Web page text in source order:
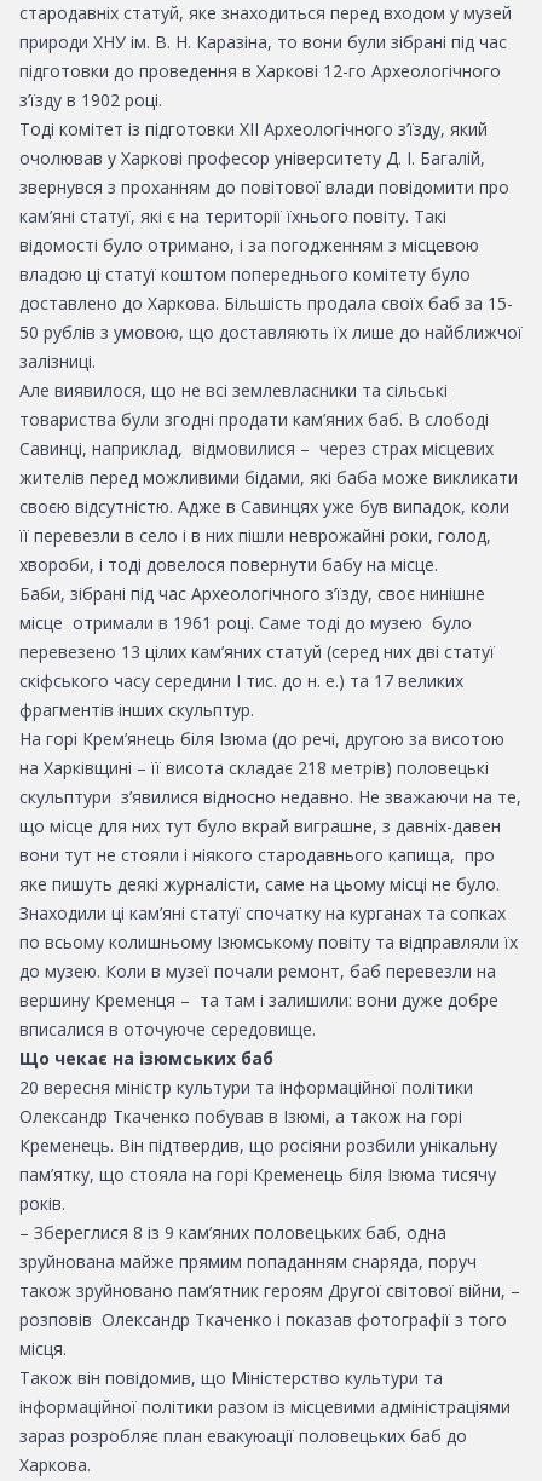
стародавніх статуй, яке знаходиться перед входом у музей
природи ХНУ ім. В. Н. Каразіна, то вони були зібрані під час
підготовки до проведення в Харкові 12-го Археологічного
з’їзду в 1902 році.
Тоді комітет із підготовки XII Археологічного з’їзду, який
очолював у Харкові професор університету Д. І. Багалій,
звернувся з проханням до повітової влади повідомити про
кам’яні статуї, які є на території їхнього повіту. Такі
відомості було отримано, і за погодженням з місцевою
владою ці статуї коштом попереднього комітету було
доставлено до Харкова. Більшість продала своїх баб за 15-
50 рублів з умовою, що доставляють їх лише до найближчої
залізниці.
Але виявилося, що не всі землевласники та сільські
товариства були згодні продати кам’яних баб. В слободі
Савинці, наприклад, відмовилися – через страх місцевих
жителів перед можливими бідами, які баба може викликати
своєю відсутністю. Адже в Савинцях уже був випадок, коли
її перевезли в село і в них пішли неврожайні роки, голод,
хвороби, і тоді довелося повернути бабу на місце.
Баби, зібрані під час Археологічного з’їзду, своє нинішне
місце отримали в 1961 році. Саме тоді до музею було
перевезено 13 цілих кам’яних статуй (серед них дві статуї
скіфського часу середини I тис. до н. е.) та 17 великих
фрагментів інших скульптур.
На горі Крем’янець біля Ізюма (до речі, другою за висотою
на Харківщині – її висота складає 218 метрів) половецькі
скульптури з’явилися відносно недавно. Не зважаючи на те,
що місце для них тут було вкрай виграшне, з давніх-давен
вони тут не стояли і ніякого стародавнього капища, про
яке пишуть деякі журналісти, саме на цьому місці не було.
Знаходили ці кам’яні статуї спочатку на курганах та сопках
по всьому колишньому Ізюмському повіту та відправляли їх
до музею. Коли в музеї почали ремонт, баб перевезли на
вершину Кременця – та там і залишили: вони дуже добре
вписалися в оточуюче середовище.
Що чекає на ізюмських баб
20 вересня міністр культури та інформаційної політики
Олександр Ткаченко побував в Ізюмі, а також на горі
Кременець. Він підтвердив, що росіяни розбили унікальну
пам’ятку, що стояла на горі Кременець біля Ізюма тисячу
років.
– Збереглися 8 із 9 кам’яних половецьких баб, одна
зруйнована майже прямим попаданням снаряда, поруч
також зруйновано пам’ятник героям Другої світової війни, –
розповів Олександр Ткаченко і показав фотографії з того
місця.
Також він повідомив, що Міністерство культури та
інформаційної політики разом із місцевими адміністраціями
зараз розробляє план евакуюації половецьких баб до
Харкова.